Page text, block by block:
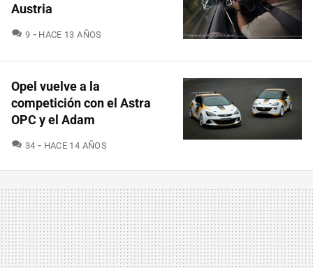
Austria
9 COMENTARIOS
HACE 13 AÑOS
Opel vuelve a la
competición con el Astra
OPC y el Adam
34 COMENTARIOS
HACE 14 AÑOS